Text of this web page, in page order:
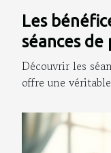
Les
séances
domicile
Découvrir les
offre une